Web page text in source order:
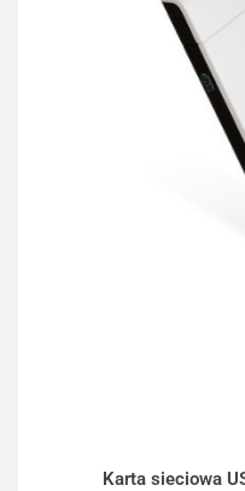
Karta sieciowa